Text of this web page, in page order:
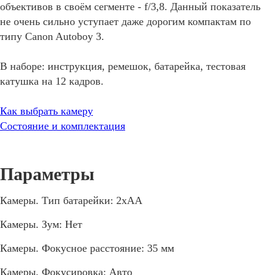
объективов в своём сегменте - f/3,8. Данный показатель
не очень сильно уступает даже дорогим компактам по
типу Canon Autoboy 3.
В наборе: инструкция, ремешок, батарейка, тестовая
катушка на 12 кадров.
Как выбрать камеру
Состояние и комплектация
Камеры. Тип батарейки: 2xAA
Камеры. Зум: Нет
Камеры. Фокусное расстояние: 35 мм
Камеры. Фокусировка: Авто